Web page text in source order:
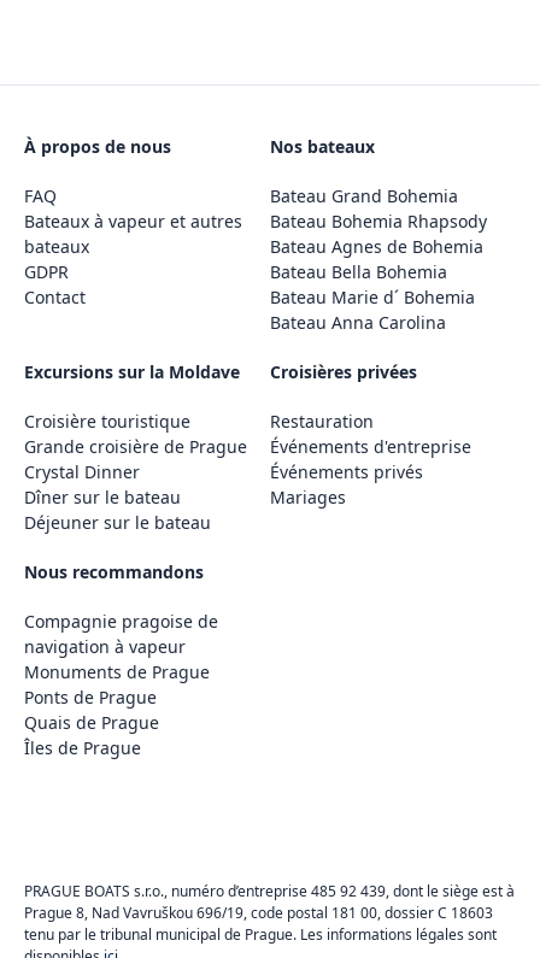
À propos de nous
FAQ
Bateaux à vapeur et autres
bateaux
GDPR
Contact
Nos bateaux
Bateau Grand Bohemia
Bateau Bohemia Rhapsody
Bateau Agnes de Bohemia
Bateau Bella Bohemia
Bateau Marie d´ Bohemia
Bateau Anna Carolina
Excursions sur la Moldave
Croisière touristique
Grande croisière de Prague
Crystal Dinner
Dîner sur le bateau
Déjeuner sur le bateau
Croisières privées
Restauration
Événements d'entreprise
Événements privés
Mariages
Nous recommandons
Compagnie pragoise de
navigation à vapeur
Monuments de Prague
Ponts de Prague
Quais de Prague
Îles de Prague
PRAGUE BOATS s.r.o., numéro d’entreprise 485 92 439, dont le siège est à
Prague 8, Nad Vavruškou 696/19, code postal 181 00, dossier C 18603
tenu par le tribunal municipal de Prague. Les informations légales sont